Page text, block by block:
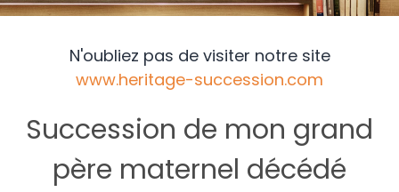
N'oubliez pas de visiter notre site
www.heritage-succession.com
Succession de mon grand
père maternel décédé